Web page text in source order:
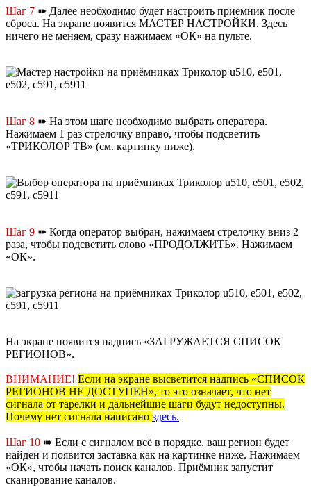
Шаг 7 ➠ Далее необходимо будет настроить приёмник после
сброса. На экране появится МАСТЕР НАСТРОЙКИ. Здесь
ничего не меняем, сразу нажимаем «ОК» на пульте.
Шаг 8 ➠ На этом шаге необходимо выбрать оператора.
Нажимаем 1 раз стрелочку вправо, чтобы подсветить
«ТРИКОЛОР ТВ» (см. картинку ниже).
Шаг 9 ➠ Когда оператор выбран, нажимаем стрелочку вниз 2
раза, чтобы подсветить слово «ПРОДОЛЖИТЬ». Нажимаем
«ОК».
На экране появится надпись «ЗАГРУЖАЕТСЯ СПИСОК
РЕГИОНОВ».
ВНИМАНИЕ! Если на экране высветится надпись «СПИСОК
РЕГИОНОВ НЕ ДОСТУПЕН», то это означает, что нет
сигнала от тарелки и дальнейшие шаги будут недоступны.
Почему нет сигнала написано здесь.
Шаг 10 ➠ Если с сигналом всё в порядке, ваш регион будет
найден и появится заставка как на картинке ниже. Нажимаем
«ОК», чтобы начать поиск каналов. Приёмник запустит
сканирование каналов.